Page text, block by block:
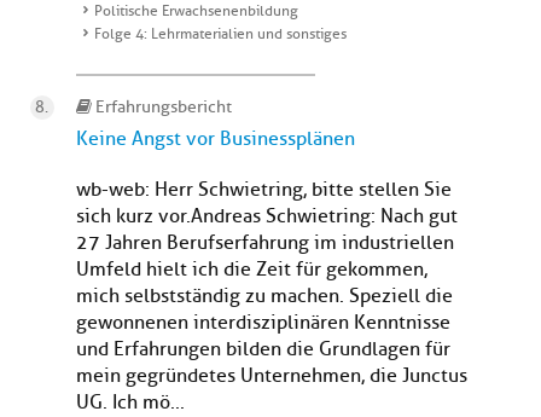
Politische Erwachsenenbildung
Folge 4: Lehrmaterialien und sonstiges
Erfahrungsbericht
Keine Angst vor Businessplänen
wb-web: Herr Schwietring, bitte stellen Sie
sich kurz vor.Andreas Schwietring: Nach gut
27 Jahren Berufserfahrung im industriellen
Umfeld hielt ich die Zeit für gekommen,
mich selbstständig zu machen. Speziell die
gewonnenen interdisziplinären Kenntnisse
und Erfahrungen bilden die Grundlagen für
mein gegründetes Unternehmen, die Junctus
UG. Ich mö...